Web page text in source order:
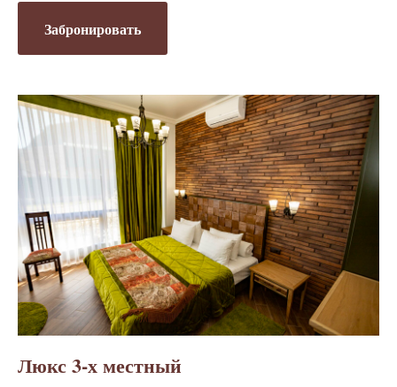
Забронировать
Люкс 3-х местный